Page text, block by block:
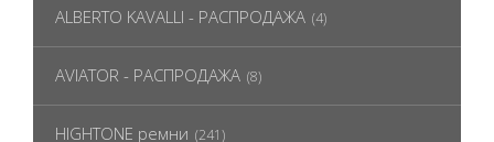
ALBERTO KAVALLI - РАСПРОДАЖА (4)
AVIATOR - РАСПРОДАЖА (8)
HIGHTONE ремни (241)